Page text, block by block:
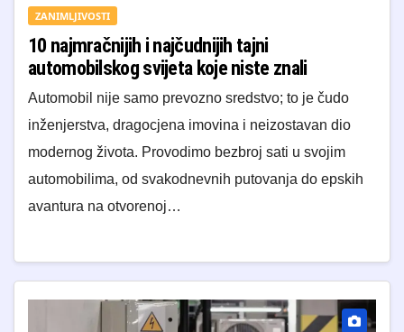
ZANIMLJIVOSTI
10 najmračnijih i najčudnijih tajni
automobilskog svijeta koje niste znali
Automobil nije samo prevozno sredstvo; to je čudo
inženjerstva, dragocjena imovina i neizostavan dio
modernog života. Provodimo bezbroj sati u svojim
automobilima, od svakodnevnih putovanja do epskih
avantura na otvorenoj…